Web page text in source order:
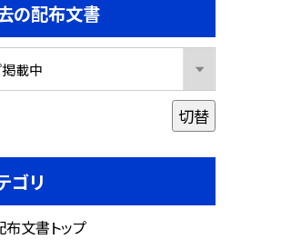
の配布文書
切替
ゴリ
布文書トップ